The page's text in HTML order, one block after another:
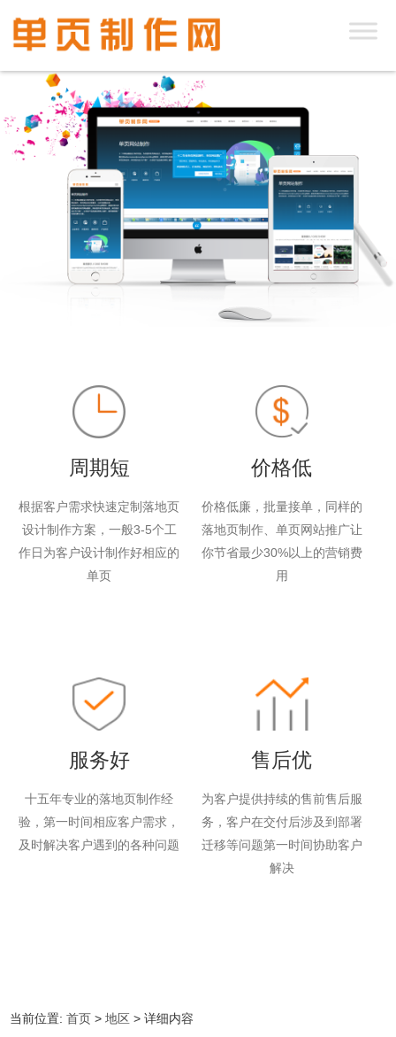
周期短
根据客户需求快速定制落地页
设计制作方案，一般3-5个工
作日为客户设计制作好相应的
单页
价格低
价格低廉，批量接单，同样的
落地页制作、单页网站推广让
你节省最少30%以上的营销费
用
服务好
十五年专业的落地页制作经
验，第一时间相应客户需求，
及时解决客户遇到的各种问题
售后优
为客户提供持续的售前售后服
务，客户在交付后涉及到部署
迁移等问题第一时间协助客户
解决
当前位置:首页 >地区 > 详细内容